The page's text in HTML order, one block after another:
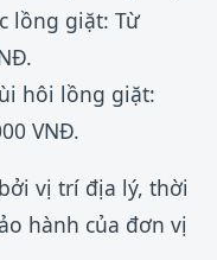
lồng giặt: Từ
hôi lồng giặt:
VNĐ.
vị trí địa lý, thời
hành của đơn vị